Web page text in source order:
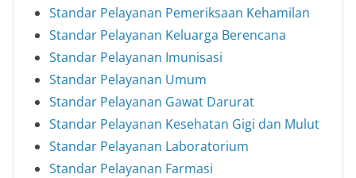
Standar Pelayanan Pemeriksaan Kehamilan
Standar Pelayanan Keluarga Berencana
Standar Pelayanan Imunisasi
Standar Pelayanan Umum
Standar Pelayanan Gawat Darurat
Standar Pelayanan Kesehatan Gigi dan Mulut
Standar Pelayanan Laboratorium
Standar Pelayanan Farmasi